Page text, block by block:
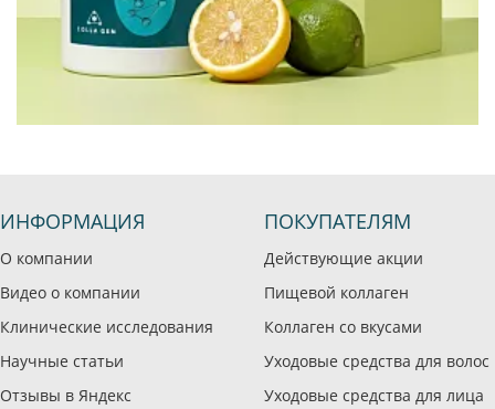
ИНФОРМАЦИЯ
О компании
Видео о компании
Клинические исследования
Научные статьи
Отзывы в Яндекс
ПОКУПАТЕЛЯМ
Действующие акции
Пищевой коллаген
Коллаген со вкусами
Уходовые средства для волос
Уходовые средства для лица